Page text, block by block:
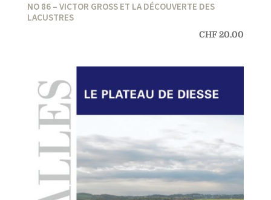
NO 86 – VICTOR GROSS ET LA DÉCOUVERTE DES
LACUSTRES
CHF20.00